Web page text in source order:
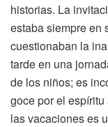
historias. La
estaba siempre en
cuestionaban la
tarde en una
de los niños; es
goce por el
las vacaciones es